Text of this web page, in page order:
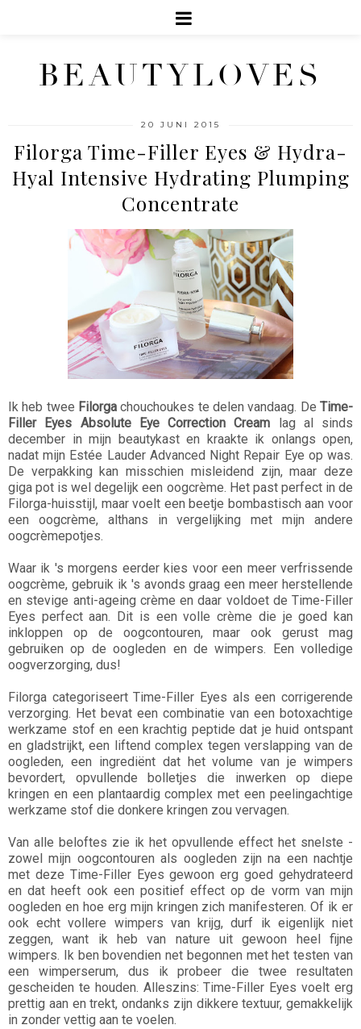
BEAUTYLOVES
20 JUNI 2015
Filorga Time-Filler Eyes & Hydra-
Hyal Intensive Hydrating Plumping
Concentrate
Ik heb twee Filorga chouchoukes te delen vandaag. De Time-
Filler Eyes Absolute Eye Correction Cream
lag al sinds
december in mijn beautykast en kraakte ik onlangs open,
nadat mijn Estée Lauder Advanced Night Repair Eye op was.
De verpakking kan misschien misleidend zijn, maar deze
giga pot is wel degelijk een oogcrème. Het past perfect in de
Filorga-huisstijl, maar voelt een beetje bombastisch aan voor
een oogcrème, althans in vergelijking met mijn andere
oogcrèmepotjes.
Waar ik 's morgens eerder kies voor een meer verfrissende
oogcrème, gebruik ik 's avonds graag een meer herstellende
en stevige anti-ageing crème en daar voldoet de Time-Filler
Eyes perfect aan. Dit is een volle crème die je goed kan
inkloppen op de oogcontouren, maar ook gerust mag
gebruiken op de oogleden en de wimpers. Een volledige
oogverzorging, dus!
Filorga categoriseert Time-Filler Eyes als een corrigerende
verzorging. Het bevat een combinatie van een botoxachtige
werkzame stof en een krachtig peptide dat je huid ontspant
en gladstrijkt, een liftend complex tegen verslapping van de
oogleden, een ingrediënt dat het volume van je wimpers
bevordert, opvullende bolletjes die inwerken op diepe
kringen en een plantaardig complex met een peelingachtige
werkzame stof die donkere kringen zou vervagen.
Van alle beloftes zie ik het opvullende effect het snelste -
zowel mijn oogcontouren als oogleden zijn na een nachtje
met deze Time-Filler Eyes gewoon erg goed gehydrateerd
en dat heeft ook een positief effect op de vorm van mijn
oogleden en hoe erg mijn kringen zich manifesteren. Of ik er
ook echt vollere wimpers van krijg, durf ik eigenlijk niet
zeggen, want ik heb van nature uit gewoon heel fijne
wimpers. Ik ben bovendien net begonnen met het testen van
een wimperserum, dus ik probeer die twee resultaten
gescheiden te houden. Alleszins: Time-Filler Eyes voelt erg
prettig aan en trekt, ondanks zijn dikkere textuur, gemakkelijk
in zonder vettig aan te voelen.